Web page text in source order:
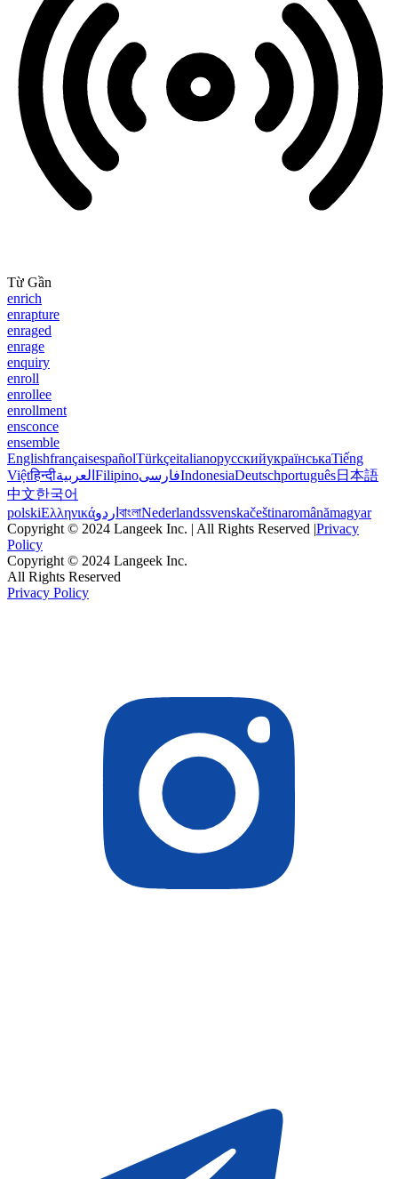
Từ Gần
enrich
enrapture
enraged
enrage
enquiry
enroll
enrollee
enrollment
ensconce
ensemble
EnglishfrançaisespañolTürkçeitalianoрусскийукраїнськаTiếng
Việtहिन्दीالعربية FilipinoفارسیIndonesiaDeutschportuguês日本語
中文한국어
polskiΕλληνικάاردو বাংলাNederlandssvenskačeštinaromânămagyar
Copyright © 2024 Langeek Inc. | All Rights Reserved |Privacy
Policy
Copyright © 2024 Langeek Inc.
All Rights Reserved
Privacy Policy